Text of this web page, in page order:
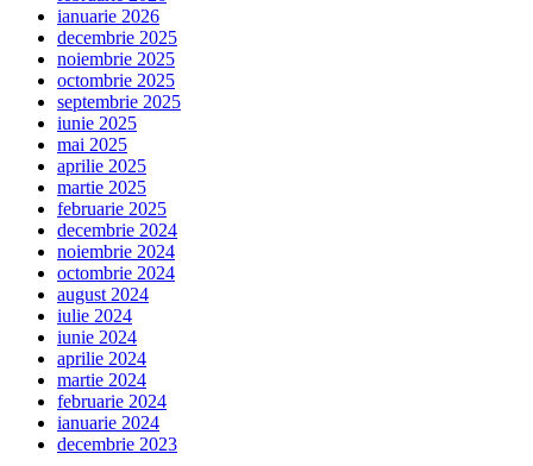
ianuarie 2026
decembrie 2025
noiembrie 2025
octombrie 2025
septembrie 2025
iunie 2025
mai 2025
aprilie 2025
martie 2025
februarie 2025
decembrie 2024
noiembrie 2024
octombrie 2024
august 2024
iulie 2024
iunie 2024
aprilie 2024
martie 2024
februarie 2024
ianuarie 2024
decembrie 2023